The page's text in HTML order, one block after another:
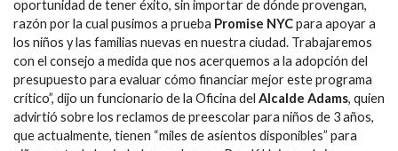
oportunidad de tener éxito, sin importar de dónde provengan,
razón por la cual pusimos a prueba Promise NYCpara apoyar a
los niños y las familias nuevas en nuestra ciudad. Trabajaremos
con el consejo a medida que nos acerquemos a la adopción del
presupuesto para evaluar cómo financiar mejor este programa
crítico”, dijo un funcionario de la Oficina del Alcalde Adams, quien
advirtió sobre los reclamos de preescolar para niños de 3 años,
que actualmente, tienen “miles de asientos disponibles” para